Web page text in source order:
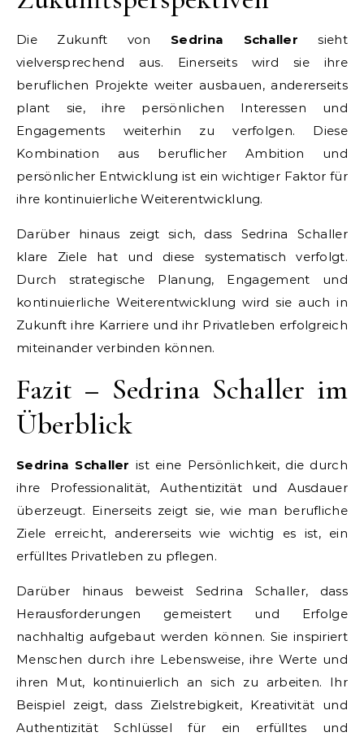
Die Zukunft von Sedrina Schaller sieht
vielversprechend aus. Einerseits wird sie ihre
beruflichen Projekte weiter ausbauen, andererseits
plant sie, ihre persönlichen Interessen und
Engagements weiterhin zu verfolgen. Diese
Kombination aus beruflicher Ambition und
persönlicher Entwicklung ist ein wichtiger Faktor für
ihre kontinuierliche Weiterentwicklung.
Darüber hinaus zeigt sich, dass Sedrina Schaller
klare Ziele hat und diese systematisch verfolgt.
Durch strategische Planung, Engagement und
kontinuierliche Weiterentwicklung wird sie auch in
Zukunft ihre Karriere und ihr Privatleben erfolgreich
miteinander verbinden können.
Fazit – Sedrina Schaller im
Überblick
Sedrina Schaller ist eine Persönlichkeit, die durch
ihre Professionalität, Authentizität und Ausdauer
überzeugt. Einerseits zeigt sie, wie man berufliche
Ziele erreicht, andererseits wie wichtig es ist, ein
erfülltes Privatleben zu pflegen.
Darüber hinaus beweist Sedrina Schaller, dass
Herausforderungen gemeistert und Erfolge
nachhaltig aufgebaut werden können. Sie inspiriert
Menschen durch ihre Lebensweise, ihre Werte und
ihren Mut, kontinuierlich an sich zu arbeiten. Ihr
Beispiel zeigt, dass Zielstrebigkeit, Kreativität und
Authentizität Schlüssel für ein erfülltes und